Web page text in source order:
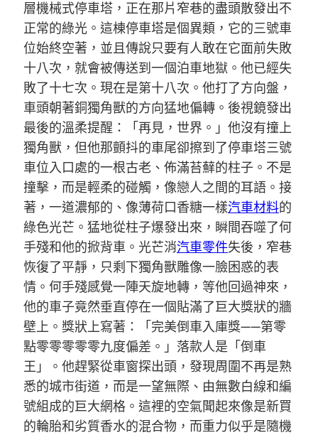
層機械式停車塔，正在那片窄巷的盡頭散發出不
正常的綠光。這棟停車塔是個異類，它的三號車
位始終空著，並且傳說只要有人敢在它面前失敗
十八次，就會被傳送到一個泊車地獄。他已經失
敗了十七次。現在是第十八次。他打了方向盤，
車頭朝著銅獨角獸的方向猛地偏轉。後視鏡發出
最後的溫柔提醒：「再見，世界。」他沒有撞上
獨角獸，但他那顫抖的車尾卻擦到了停車塔三號
車位入口處的一根古老、佈滿苔蘚的柱子。不是
撞擊，而是輕柔的碰觸，像戀人之間的耳語。接
著，一道濃郁的、像薄荷口香糖一樣汽車材料的
綠色光芒。猛地從柱子爆發出來，瞬間吞噬了何
手殘和他的掀背車。光芒消汽車零件失後，窄巷
恢復了平靜，只剩下獨角獸雕像一臉困惑的表
情。何手殘感覺一陣天旋地轉，等他回過神來，
他的車子竟然垂直停在一個貼滿了巨大獎狀的牆
壁上。獎狀上寫著：「完美倒車入庫獎——第零
點零零零零零九度偏差。」落款人是「倒車
王」。他趕緊從車窗探出頭，發現周圍不再是熟
悉的城市街道，而是一望無際、由無數白線和編
號組成的巨大網格。這裡的空氣聞起來像是新買
的輪胎和劣質香水的混合物，而重力似乎是隨機